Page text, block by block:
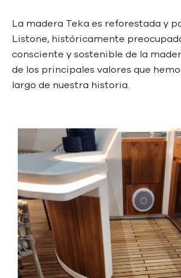
La madera Teka es reforestada y
Listone, históricamente
consciente y sostenible de la
de los principales valores que
largo de nuestra historia.